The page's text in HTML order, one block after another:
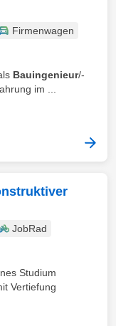
Firmenwagen
Bauingenieur/-
im ...
JobRad
Studium
Vertiefung